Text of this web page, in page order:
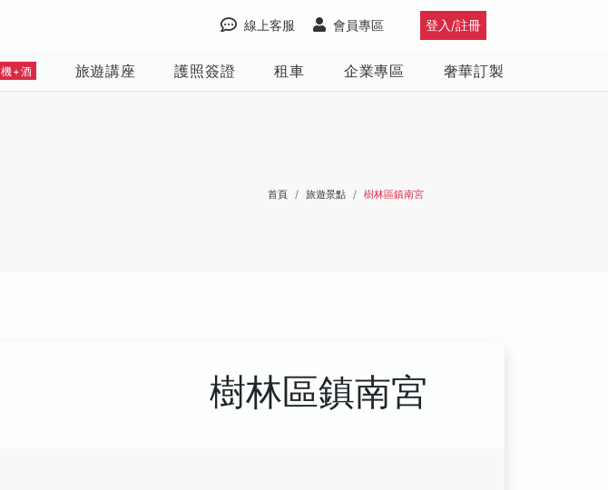
登入/註冊
會員專區
線上客服
機+酒 旅遊講座 護照簽證 租車 企業專區 奢華訂製
首頁 旅遊景點 樹林區鎮南宮
樹林區鎮南宮